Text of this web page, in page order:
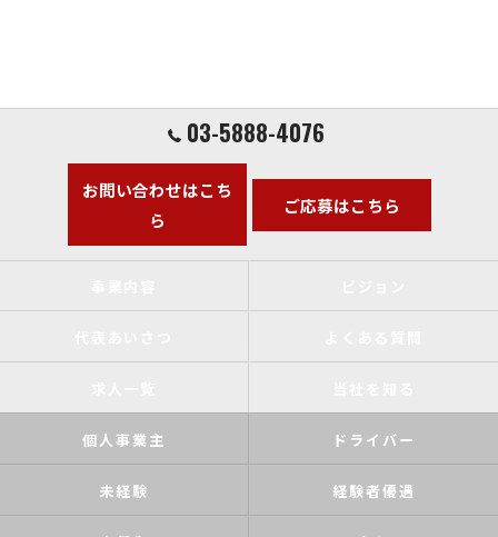
03-5888-4076
お問い合わせはこち
ら
ご応募はこちら
個人事業主 ドライバー
未経験 経験者優遇